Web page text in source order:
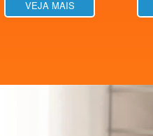
VEJA MAIS